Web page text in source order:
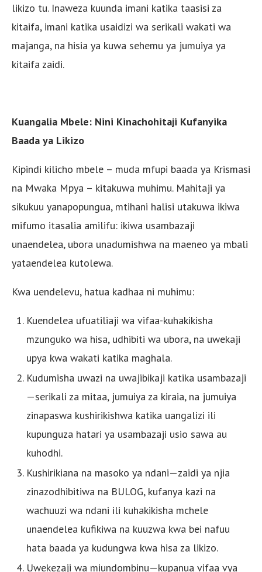
likizo tu. Inaweza kuunda imani katika taasisi za
kitaifa, imani katika usaidizi wa serikali wakati wa
majanga, na hisia ya kuwa sehemu ya jumuiya ya
kitaifa zaidi.
Kuangalia Mbele: Nini Kinachohitaji Kufanyika
Baada ya Likizo
Kipindi kilicho mbele – muda mfupi baada ya Krismasi
na Mwaka Mpya – kitakuwa muhimu. Mahitaji ya
sikukuu yanapopungua, mtihani halisi utakuwa ikiwa
mifumo itasalia amilifu: ikiwa usambazaji
unaendelea, ubora unadumishwa na maeneo ya mbali
yataendelea kutolewa.
Kwa uendelevu, hatua kadhaa ni muhimu:
Kuendelea ufuatiliaji wa vifaa-kuhakikisha
mzunguko wa hisa, udhibiti wa ubora, na uwekaji
upya kwa wakati katika maghala.
Kudumisha uwazi na uwajibikaji katika usambazaji
—serikali za mitaa, jumuiya za kiraia, na jumuiya
zinapaswa kushirikishwa katika uangalizi ili
kupunguza hatari ya usambazaji usio sawa au
kuhodhi.
Kushirikiana na masoko ya ndani—zaidi ya njia
zinazodhibitiwa na BULOG, kufanya kazi na
wachuuzi wa ndani ili kuhakikisha mchele
unaendelea kufikiwa na kuuzwa kwa bei nafuu
hata baada ya kudungwa kwa hisa za likizo.
Uwekezaji wa miundombinu—kupanua vifaa vya